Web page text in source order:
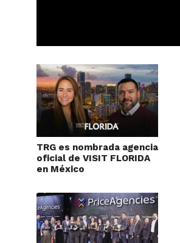
TRG es nombrada agencia
oficial de VISIT FLORIDA
en México